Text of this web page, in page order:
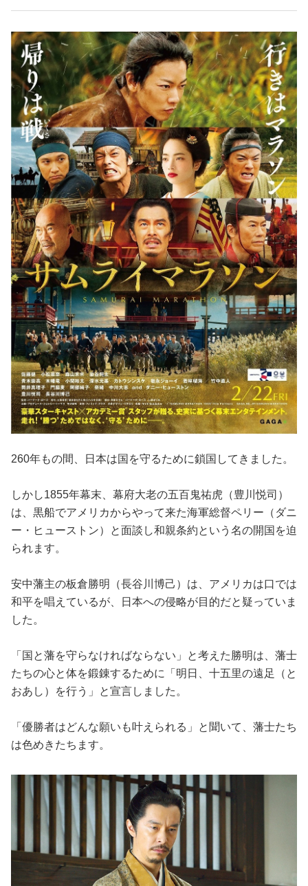
260年もの間、日本は国を守るために鎖国してきました。
しかし1855年幕末、幕府大老の五百鬼祐虎（豊川悦司）
は、黒船でアメリカからやって来た海軍総督ペリー（ダニ
ー・ヒューストン）と面談し和親条約という名の開国を迫
られます。
安中藩主の板倉勝明（長谷川博己）は、アメリカは口では
和平を唱えているが、日本への侵略が目的だと疑っていま
した。
「国と藩を守らなければならない」と考えた勝明は、藩士
たちの心と体を鍛錬するために「明日、十五里の遠足（と
おあし）を行う」と宣言しました。
「優勝者はどんな願いも叶えられる」と聞いて、藩士たち
は色めきたちます。